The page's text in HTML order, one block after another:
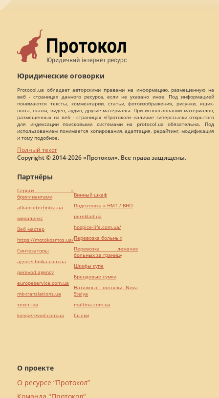
Юридические оговорки
Protocol.ua обладает авторскими правами на информацию, размещенную на
веб - страницах данного ресурса, если не указано иное. Под информацией
понимаются тексты, комментарии, статьи, фотоизображения, рисунки, ящик-
шота, сканы, видео, аудио, другие материалы. При использовании материалов,
размещенных на веб - страницах «Протокол» наличие гиперссылки открытого
для индексации поисковыми системами на protocol.ua обязательна. Под
использованием понимается копирования, адаптация, рерайтинг, модификация
и тому подобное.
Полный текст
Copyright © 2014-2026 «Протокол». Все права защищены.
О проекте
О ресурсе “Протокол”
Партнёры
Серьги с
бриллиантами
alliancetechnika.ua
миралинкс
Веб мастер
https://motokosmos.ua/
Синтезаторы
agrotechnika.com.ua
perevod.agency
europeservice.com.ua
mk-translations.ua
текст юа
kievperevod.com.ua
Винный шкаф
Подготовка к НМТ / ВНО
pereklad.ua
hospice-life.com.ua/
Перевозка больных
Перевозка лежачих
больных за границу
Шкафы купе
Брендовые сумки
Натяжные потолки Nova
Stelya
maltina.com.ua
Cылки